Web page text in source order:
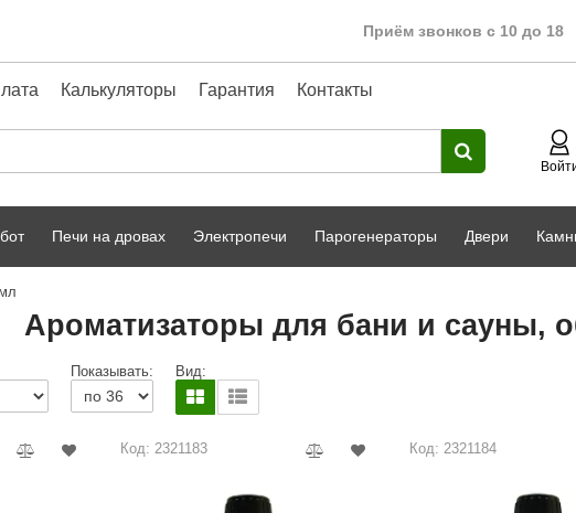
Приём звонков с 10 до 18
Калькуляторы Гарантия Контакты
HENKI
A-Panel
Сталь-Мастер
Печи на дровах Электропечи Парогенераторы Двери
Ароматизаторы для бани и сауны,
Показывать: Вид:
Код: 2321183 Код: 2321184